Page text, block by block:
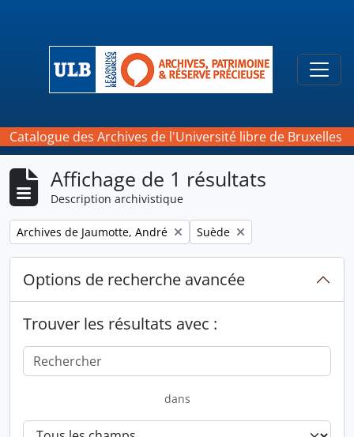
Catalogue des Archives de l'Université libre de Bruxelles
Affichage de 1 résultats
Description archivistique
Remove filter:
Archives de Jaumotte, André Remove filter:
Suède
Options de recherche avancée
Trouver les résultats avec :
dans